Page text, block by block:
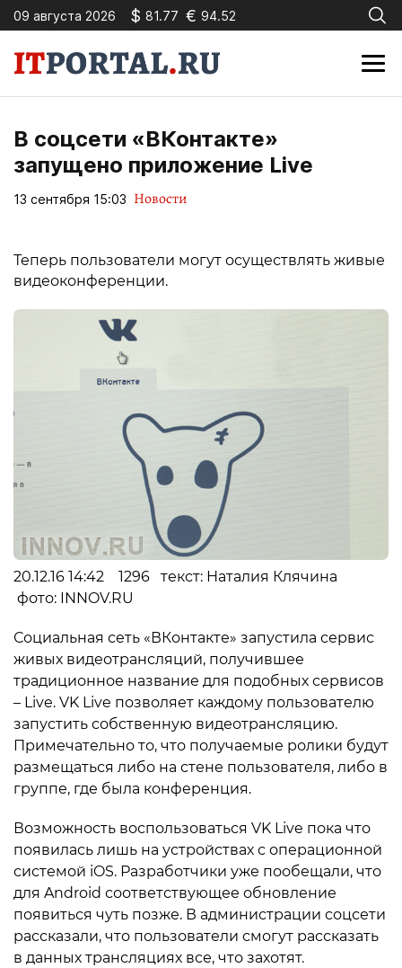
09 августа 2026 $ 81.77 € 94.52
В соцсети «ВКонтакте»
запущено приложение Live
13 сентября 15:03 Новости
Теперь пользователи могут осуществлять живые
видеоконференции.
20.12.16 14:42 1296 текст: Наталия Клячина
фото: INNOV.RU
Социальная сеть «ВКонтакте» запустила сервис
живых видеотрансляций, получившее
традиционное название для подобных сервисов
– Live. VK Live позволяет каждому пользователю
запустить собственную видеотрансляцию.
Примечательно то, что получаемые ролики будут
размещаться либо на стене пользователя, либо в
группе, где была конференция.
Возможность воспользоваться VK Live пока что
появилась лишь на устройствах с операционной
системой iOS. Разработчики уже пообещали, что
для Android соответствующее обновление
появиться чуть позже. В администрации соцсети
рассказали, что пользователи смогут рассказать
в данных трансляциях все, что захотят.